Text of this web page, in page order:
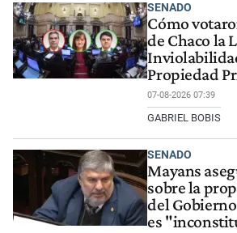
SENADO
Cómo
de Chaco la
Propiedad
07-08-2026 07:39
GABRIEL BOBIS
SENADO
Mayans
sobre la
del
es